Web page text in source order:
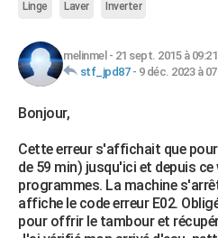
Essais
Réserver un essai
Citadines
Berlines
SUV
Forum auto
+HIGH-TECH
BRICOLAGE
WEEK-END
Guides de France
Escapades
Patrimoine
Expositions
Musées
Week-end nature
+LIFESTYLE
Art de vivre
Bien-être
Loisirs
Mode
Modes de vie
SANTE
Linge Laver Inverter
melinmel - 21 sept. 2015 à 09:21
stf_jpd87- 9 déc. 2023 à
Bonjour,
Cette erreur s'affichait que
de 59 min) jusqu'ici et depuis
programmes. La machine
affiche le code erreur E02.
pour offrir le tambour et